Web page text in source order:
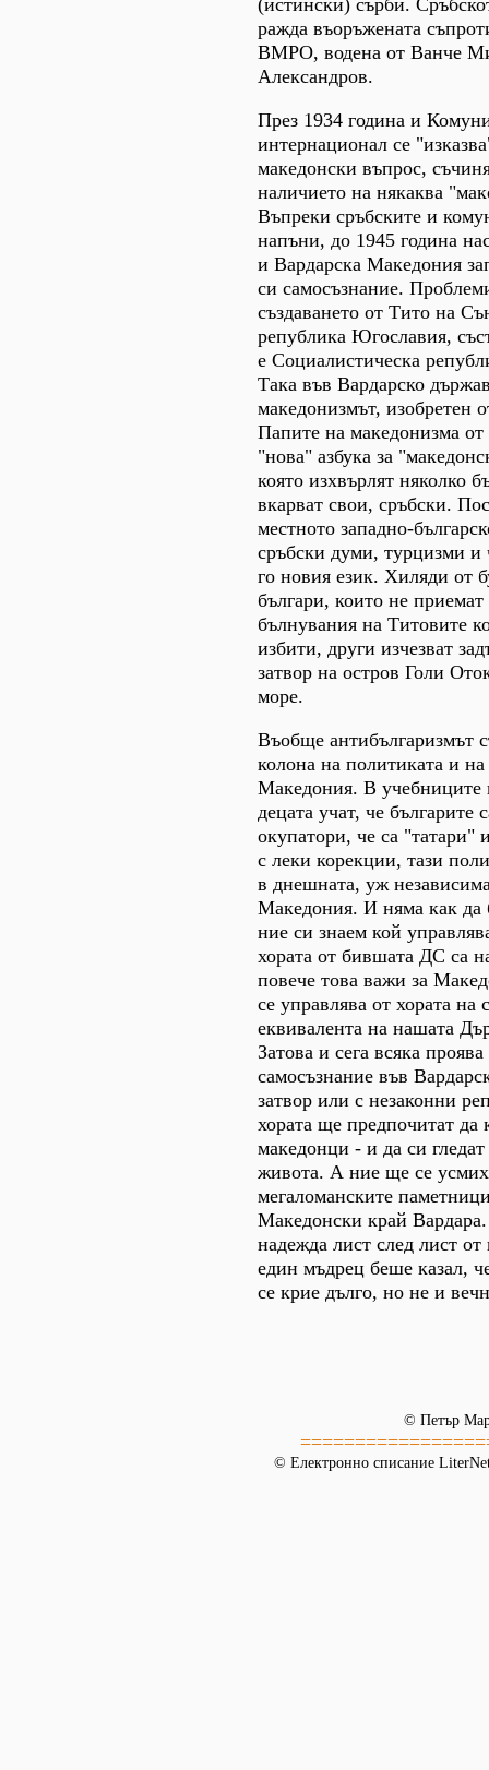
ражда въоръжената
ВМРО, водена от Ванче
Александров.
През 1934 година и
интернационал се
македонски въпрос,
наличието на някаква
Въпреки сръбските и
напъни, до 1945 година
и Вардарска Македония
си самосъзнание.
създаването от Тито на
република Югославия,
е Социалистическа
Така във Вардарско
македонизмът, изобретен
Папите на македонизма от
"нова" азбука за
която изхвърлят няколко
вкарват свои, сръбски.
местното западно-
сръбски думи, турцизми
го новия език. Хиляди от
българи, които не
бълнувания на Титовите
избити, други изчезват
затвор на остров Голи
море.
Въобще антибългаризмът
колона на политиката и
Македония. В учебниците
децата учат, че българите
окупатори, че са "татари"
с леки корекции, тази
в днешната, уж
Македония. И няма как да
ние си знаем кой
хората от бившата ДС са
повече това важи за
се управлява от хората
еквивалента на нашата
Затова и сега всяка
самосъзнание във
затвор или с незаконни
хората ще предпочитат да
македонци - и да си
живота. А ние ще се
мегаломанските
Македонски край
надежда лист след лист
един мъдрец беше казал,
се крие дълго, но не и
© Петър
© Електронно списание